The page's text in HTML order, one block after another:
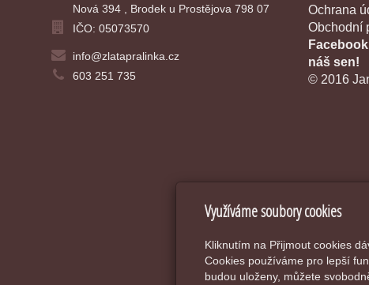
Nová 394 , Brodek u Prostějova 798 07
IČO: 05073570
info@zlatapralinka.cz
603 251 735
Ochrana
Obchodní
náš sen!
© 2016
Využíváme soubory cookies
Kliknutím na Přijmout cookies
Cookies používáme pro lepší
budou uloženy, můžete